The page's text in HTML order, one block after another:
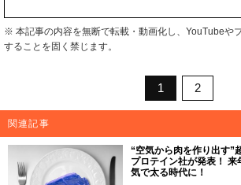
※ 本記事の内容を無断で転載・動画化し、YouTubeや
することを固く禁じます。
1 2
関連記事
“空気から肉を作り出す”
プロテイン社が発表！
気で太る時代に！